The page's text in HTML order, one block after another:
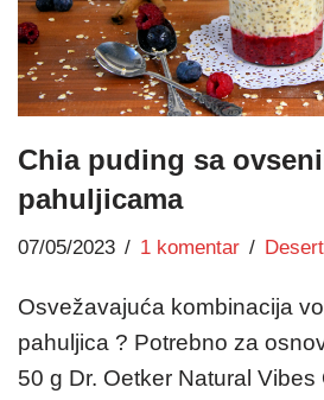
Chia puding sa
pahuljicama
07/05/2023 1 komentar
Osvežavajuća kombinacija
pahuljica ? Potrebno za
50 g Dr. Oetker Natural